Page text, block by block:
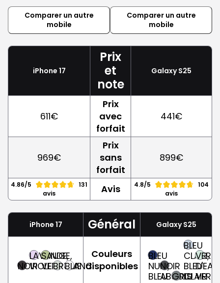
Comparer un autre
mobile
Comparer un autre
mobile
iPhone 17
Prix
et
note
Galaxy S25
611€
Prix
avec
forfait
441€
969€
Prix
sans
forfait
899€
4.86/5
131
avis
Avis 4.8/5
104
avis
iPhone 17 Général Galaxy S25
NOIR
LAVANDE,
VIOLET
SAUGE,
VERTBRUME
BLANC
Couleurs
disponibles
BLEU
NUIT,
BLEU
NOIR
ABSOLU
GRIS
BLEU
CLAIR,
BLEU-
CLAIR
VERT
VERT